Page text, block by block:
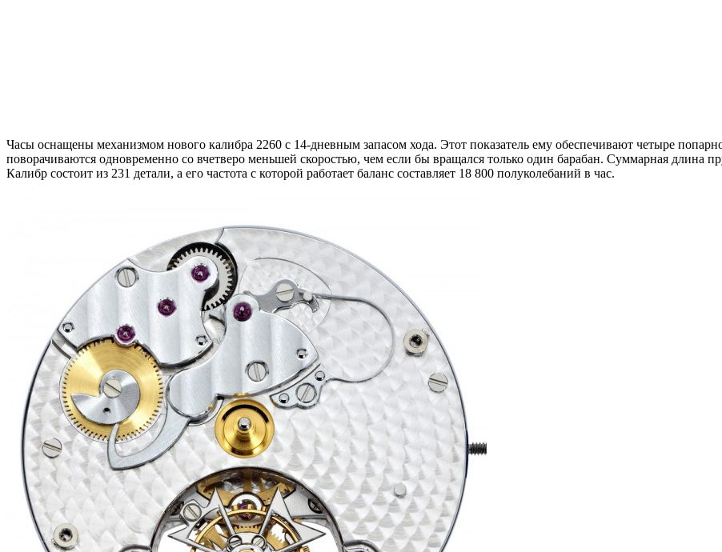
Часы оснащены механизмом нового калибра 2260 с 14-дневным запасом хода. Этот показатель ему обеспечивают четыре
поворачиваются одновременно со вчетверо меньшей скоростью, чем если бы вращался только один барабан. Суммарная длина
Калибр состоит из 231 детали, а его частота с которой работает баланс составляет 18 800 полуколебаний в час.